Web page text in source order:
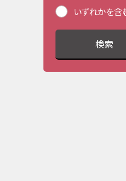
いずれかを含
検索